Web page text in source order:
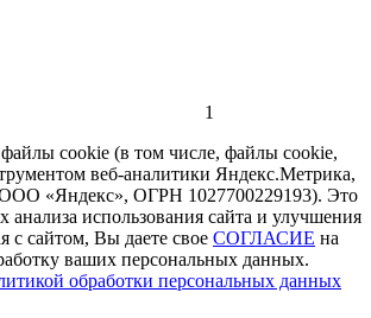
1
cookie (в том числе, файлы cookie,
веб-аналитики Яндекс.Метрика,
«Яндекс», ОГРН 1027700229193). Это
анализа использования сайта и улучшения
с сайтом, Вы даете свое СОГЛАСИЕ на
ваших персональных данных.
обработки персональных данных